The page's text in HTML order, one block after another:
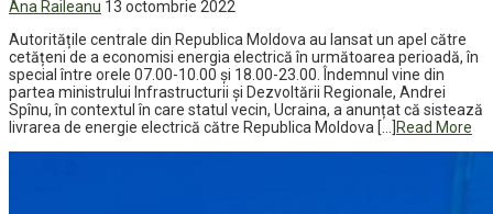
Ana Raileanu 13 octombrie 2022
Autoritățile centrale din Republica Moldova au lansat un apel către
cetățeni de a economisi energia electrică în următoarea perioadă, în
special între orele 07.00-10.00 și 18.00-23.00. Îndemnul vine din
partea ministrului Infrastructurii și Dezvoltării Regionale, Andrei
Spînu, în contextul în care statul vecin, Ucraina, a anunțat că sistează
livrarea de energie electrică către Republica Moldova […] Read More